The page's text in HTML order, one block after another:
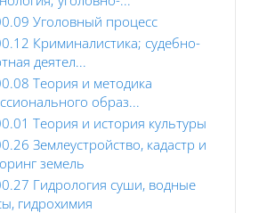
Уголовный процесс
Криминалистика; судебно-
деятел...
Теория и методика
образ...
Теория и история культуры
Землеустройство, кадастр и
земель
Гидрология суши, водные
гидрохимия